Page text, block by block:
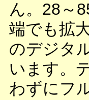
ん。28～
端でも拡
のデジタ
います。
わずにフ